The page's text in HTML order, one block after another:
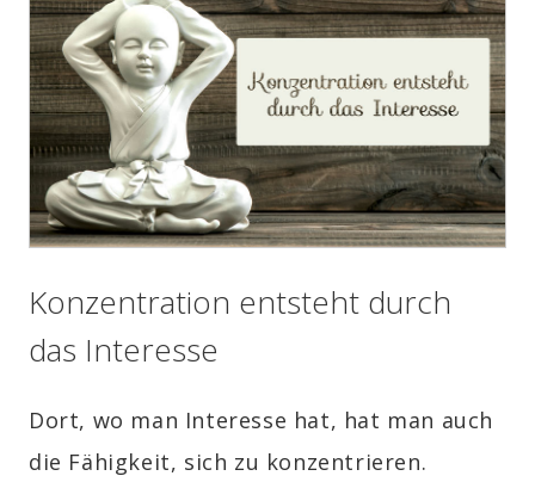
Konzentration entsteht durch
das Interesse
Dort, wo man Interesse hat, hat man auch
die Fähigkeit, sich zu konzentrieren.